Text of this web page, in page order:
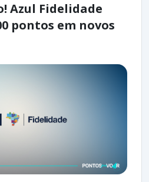
Azul Fidelidade
pontos em novos